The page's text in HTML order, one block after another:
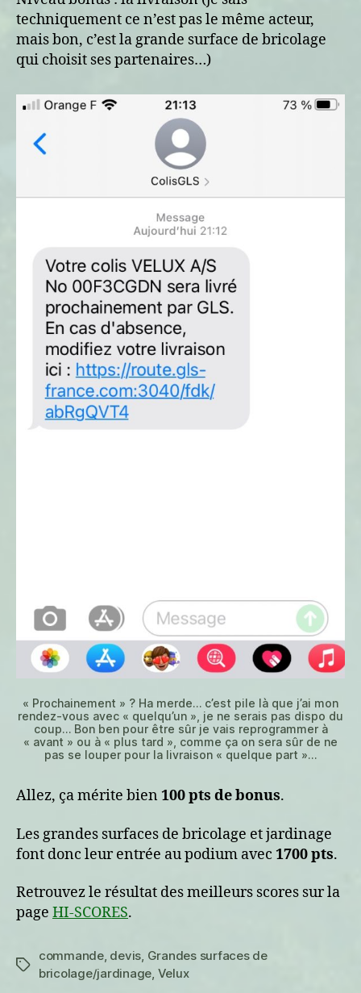
techniquement ce n’est pas le même acteur,
mais bon, c’est la grande surface de bricolage
qui choisit ses partenaires…)
« Prochainement » ? Ha merde… c’est pile là que j’ai mon
rendez-vous avec « quelqu’un », je ne serais pas dispo du
coup… Bon ben pour être sûr je vais reprogrammer à
« avant » ou à « plus tard », comme ça on sera sûr de ne
pas se louper pour la livraison « quelque part »…
Allez, ça mérite bien 100 pts de bonus.
Les grandes surfaces de bricolage et jardinage
font donc leur entrée au podium avec 1700 pts.
Retrouvez le résultat des meilleurs scores sur la
page HI-SCORES.
Étiquettes
commande, devis, Grandes surfaces de
bricolage/jardinage, Velux